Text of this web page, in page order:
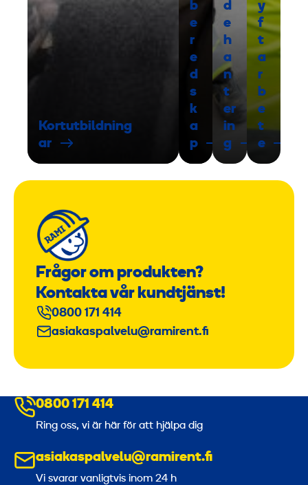
Kortutbildning
ar
b
e
r
e
d
s
k
a
p
d
e
h
a
n
t
er
in
g
y
f
t
a
r
b
e
t
e
Frågor om produkten?
Kontakta vår kundtjänst!
0800 171 414
asiakaspalvelu@ramirent.fi
0800 171 414
Ring oss, vi är här för att hjälpa dig
asiakaspalvelu@ramirent.fi
Vi svarar vanligtvis inom 24 h